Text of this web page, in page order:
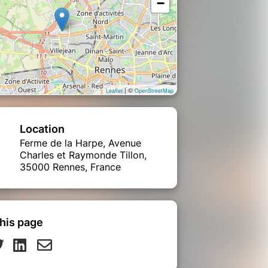
−
Leaflet| ©OpenStreetMap
Location
Ferme de la Harpe, Avenue
Charles et Raymonde Tillon,
35000 Rennes, France
page